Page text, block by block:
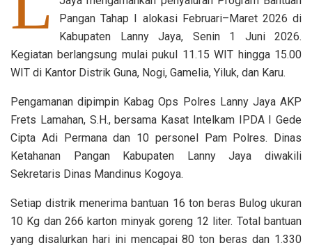
Pangan Tahap I alokasi Februari–Maret 2026 di
Kabupaten Lanny Jaya, Senin 1 Juni 2026.
Kegiatan berlangsung mulai pukul 11.15 WIT hingga 15.00
WIT di Kantor Distrik Guna, Nogi, Gamelia, Yiluk, dan Karu.
Pengamanan dipimpin Kabag Ops Polres Lanny Jaya AKP
Frets Lamahan, S.H., bersama Kasat Intelkam IPDA I Gede
Cipta Adi Permana dan 10 personel Pam Polres. Dinas
Ketahanan Pangan Kabupaten Lanny Jaya diwakili
Sekretaris Dinas Mandinus Kogoya.
Setiap distrik menerima bantuan 16 ton beras Bulog ukuran
10 Kg dan 266 karton minyak goreng 12 liter. Total bantuan
yang disalurkan hari ini mencapai 80 ton beras dan 1.330